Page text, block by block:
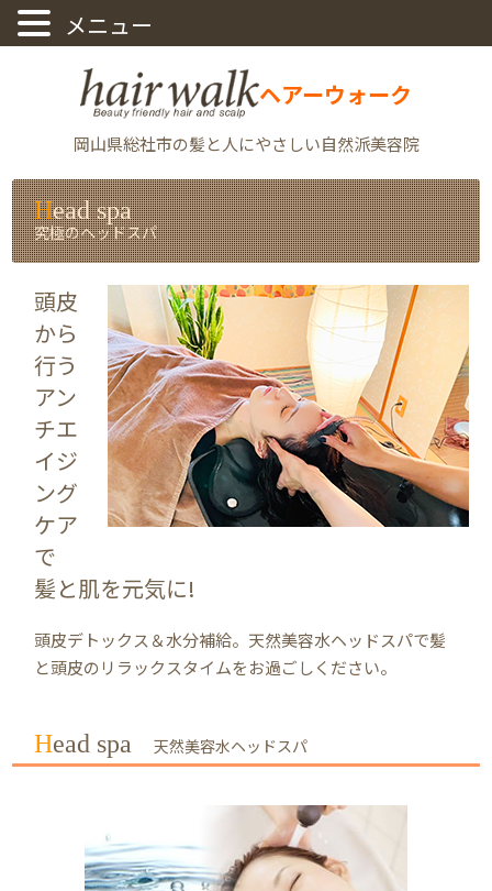
ヘアーウォーク
岡山県総社市の髪と人にやさしい自然派美容院
Head spa
究極のヘッドスパ
頭皮
から
行う
アン
チエ
イジ
ング
ケア
で
髪と肌を元気に!
頭皮デトックス＆水分補給。天然美容水ヘッドスパで髪
と頭皮のリラックスタイムをお過ごしください。
Head spa 天然美容水ヘッドスパ